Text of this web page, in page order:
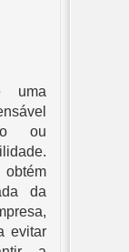
uma
ou
da
evitar